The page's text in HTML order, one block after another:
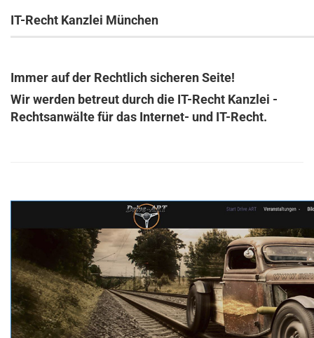
IT-Recht Kanzlei München
Immer auf der Rechtlich sicheren Seite!
Wir werden betreut durch die IT-Recht Kanzlei -
Rechtsanwälte für das Internet- und IT-Recht.